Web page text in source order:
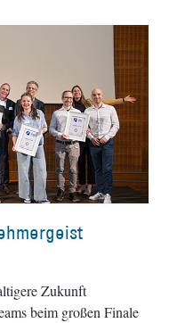
Zukunft
beim großen Finale